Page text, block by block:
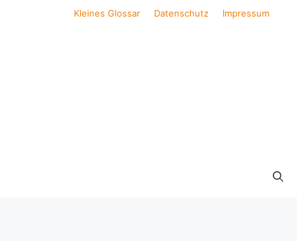
Kleines Glossar Datenschutz Impressum